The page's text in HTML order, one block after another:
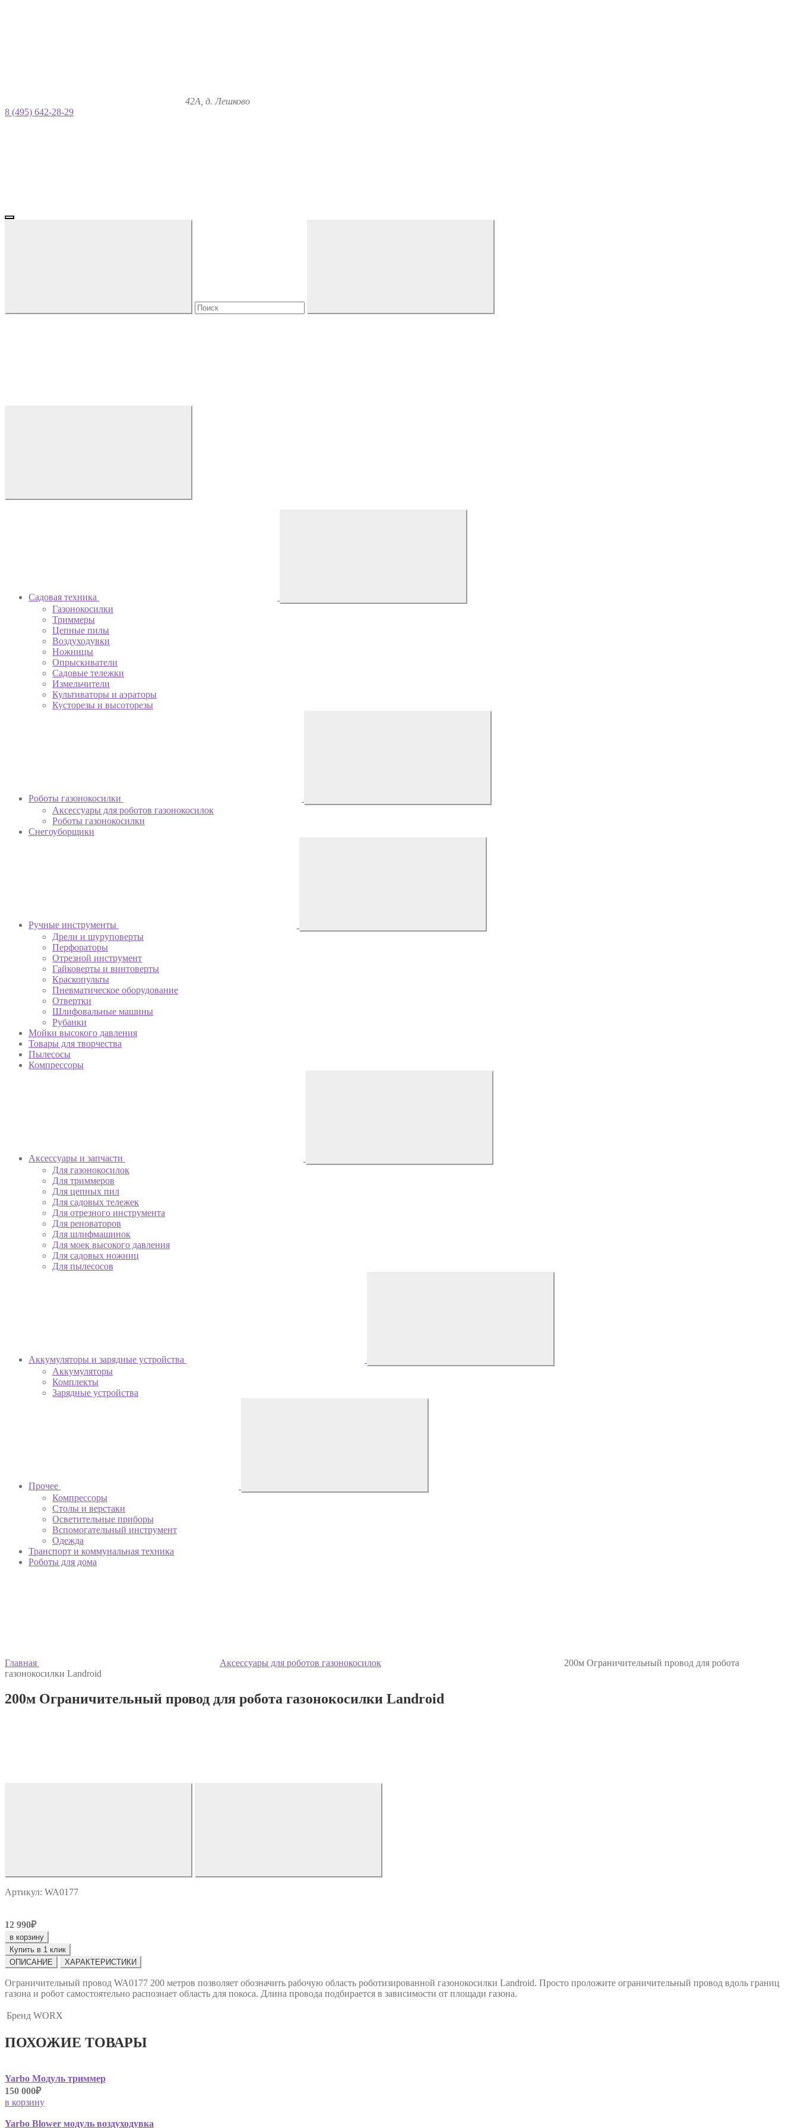
42А, д. Лешково
8 (495) 642-28-29
Садовая техника
Газонокосилки
Триммеры
Цепные пилы
Воздуходувки
Ножницы
Опрыскиватели
Садовые тележки
Измельчители
Культиваторы и аэраторы
Кусторезы и высоторезы
Роботы газонокосилки
Аксессуары для роботов газонокосилок
Роботы газонокосилки
Снегоуборщики
Ручные инструменты
Дрели и шуруповерты
Перфораторы
Отрезной инструмент
Гайковерты и винтоверты
Краскопульты
Пневматическое оборудование
Отвертки
Шлифовальные машины
Рубанки
Мойки высокого давления
Товары для творчества
Пылесосы
Компрессоры
Аксессуары и запчасти
Для газонокосилок
Для триммеров
Для цепных пил
Для садовых тележек
Для отрезного инструмента
Для реноваторов
Для шлифмашинок
Для моек высокого давления
Для садовых ножниц
Для пылесосов
Аккумуляторы и зарядные устройства
Аккумуляторы
Комплекты
Зарядные устройства
Прочее
Компрессоры
Столы и верстаки
Осветительные приборы
Вспомогательный инструмент
Одежда
Транспорт и коммунальная техника
Роботы для дома
Главная Аксессуары для роботов газонокосилок
200м Ограничительный провод для робота
газонокосилки Landroid
200м Ограничительный провод для робота газонокосилки Landroid
Артикул: WA0177
12 990₽
в корзину
Купить в 1 клик
ОПИСАНИЕ
ХАРАКТЕРИСТИКИ
Ограничительный провод WA0177 200 метров позволяет обозначить рабочую область роботизированной газонокосилки Landroid. Просто проложите ограничительный провод вдоль границ
газона и робот самостоятельно распознает область для покоса. Длина провода подбирается в зависимости от площади газона.
Бренд WORX
ПОХОЖИЕ ТОВАРЫ
Yarbo Модуль триммер
150 000₽
в корзину
Yarbo Blower модуль воздуходувка